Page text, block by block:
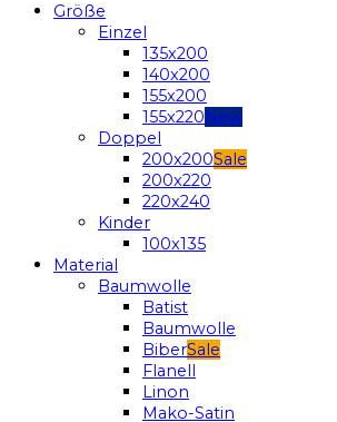
Größe
Einzel
135x200
140x200
155x200
155x220
Doppel
200x200
200x220
220x240
Kinder
100x135
Material
Baumwolle
Batist
Baumwolle
Biber
Flanell
Linon
Mako-Satin